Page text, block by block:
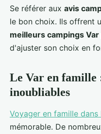
Se référer aux avis
le bon choix. Ils offrent
meilleurs campings
d'ajuster son choix en
Le Var en famille
inoubliables
Voyager en famille dans
mémorable. De